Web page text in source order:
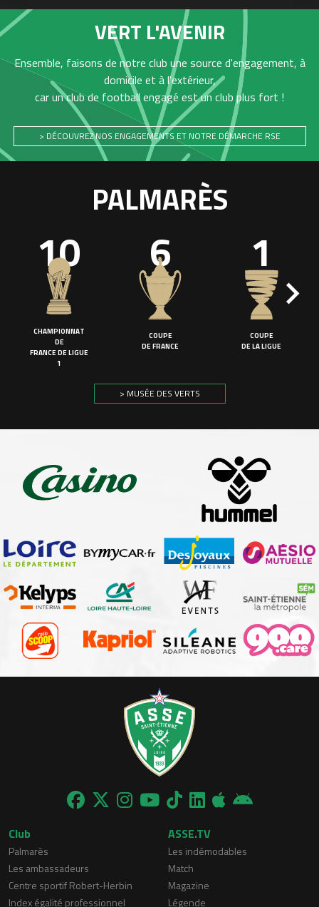
VERT L'AVENIR
Ensemble, faisons de notre club une source d'engagement, à
domicile et à l'extérieur,
car un club de football engagé est un club plus fort !
> DÉCOUVREZ NOS ENGAGEMENTS ET NOTRE DÉMARCHE RSE
PALMARÈS
10
CHAMPIONNAT
DE
FRANCE DE LIGUE
1
6
COUPE
DE FRANCE
1
COUPE
DE LA LIGUE
> MUSÉE DES VERTS
Club
Palmarès
Les ambassadeurs
Centre sportif Robert-Herbin
Index égalité professionnel
ASSE.TV
Les indémodables
Match
Magazine
Légende